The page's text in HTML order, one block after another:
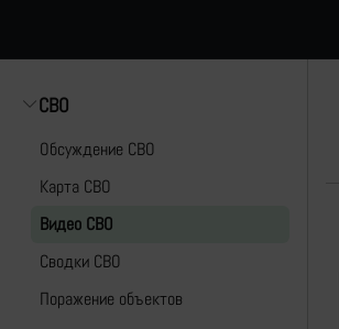
СВО
Обсуждение СВО
Карта СВО
Видео СВО
Cводки СВО
Поражение объектов